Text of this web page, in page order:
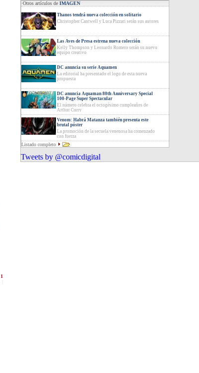
1
·Otros artículos deIMAGEN
Thanos tendrá nueva colección en solitario
Christopher Cantwell y Luca Pizzari serán sus autores
Las Aves de Presa estrena nueva colección
Kelly Thompson y Leonardo Romero serán su nuevo
equipo creativo
DC anuncia su serie Aquamen
La editorial ha presentado el logo de esta nueva
propuesta
DC anuncia Aquaman 80th Anniversary Special
100-Page Super Spectacular
El número celebra el octogésimo cumpleaños de
Arthur Curry
Venom: Habrá Matanza también presenta este
brutal póster
La promoción de la secuela venenosa ha comenzado
con fuerza
Listado completo
Tweets by @comicdigital